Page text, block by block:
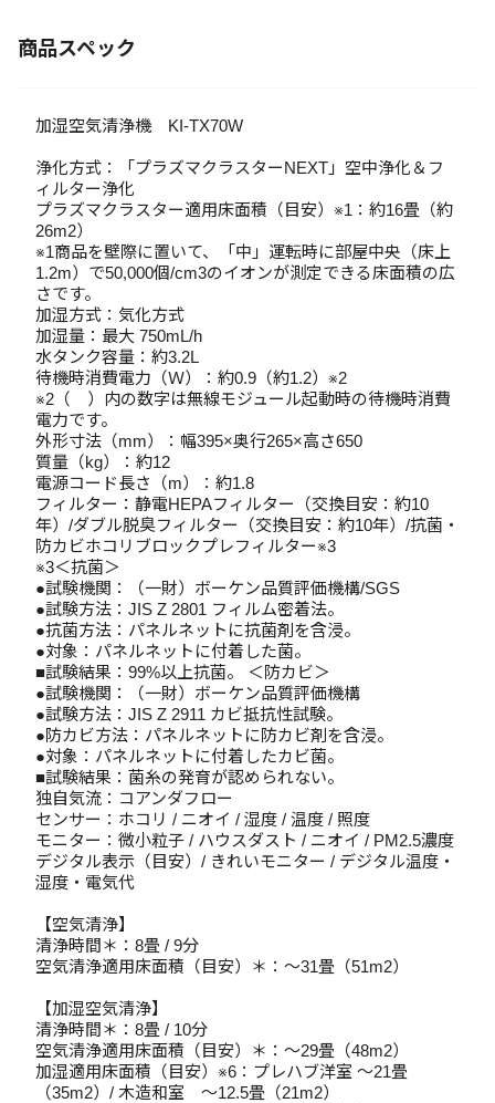
商品スペック
加湿空気清浄機 KI-TX70W
浄化方式：「プラズマクラスターNEXT」空中浄化＆フ
ィルター浄化
プラズマクラスター適用床面積（目安）※1：約16畳（約
26m2）
※1商品を壁際に置いて、「中」運転時に部屋中央（床上
1.2m）で50,000個/cm3のイオンが測定できる床面積の広
さです。
加湿方式：気化方式
加湿量：最大 750mL/h
水タンク容量：約3.2L
待機時消費電力（Ｗ）：約0.9（約1.2）※2
※2（ ）内の数字は無線モジュール起動時の待機時消費
電力です。
外形寸法（mm）：幅395×奥行265×高さ650
質量（kg）：約12
電源コード長さ（m）：約1.8
フィルター：静電HEPAフィルター（交換目安：約10
年）/ダブル脱臭フィルター（交換目安：約10年）/抗菌・
防カビホコリブロックプレフィルター※3
※3＜抗菌＞
●試験機関：（一財）ボーケン品質評価機構/SGS
●試験方法：JIS Z 2801 フィルム密着法。
●抗菌方法：パネルネットに抗菌剤を含浸。
●対象：パネルネットに付着した菌。
■試験結果：99%以上抗菌。 ＜防カビ＞
●試験機関：（一財）ボーケン品質評価機構
●試験方法：JIS Z 2911 カビ抵抗性試験。
●防カビ方法：パネルネットに防カビ剤を含浸。
●対象：パネルネットに付着したカビ菌。
■試験結果：菌糸の発育が認められない。
独自気流：コアンダフロー
センサー：ホコリ / ニオイ / 湿度 / 温度 / 照度
モニター：微小粒子 / ハウスダスト / ニオイ / PM2.5濃度
デジタル表示（目安）/ きれいモニター / デジタル温度・
湿度・電気代
【空気清浄】
清浄時間＊：8畳 / 9分
空気清浄適用床面積（目安）＊：～31畳（51m2）
【加湿空気清浄】
清浄時間＊：8畳 / 10分
空気清浄適用床面積（目安）＊：～29畳（48m2）
加湿適用床面積（目安）※6：プレハブ洋室 ～21畳
（35m2）/ 木造和室 ～12.5畳（21m2）